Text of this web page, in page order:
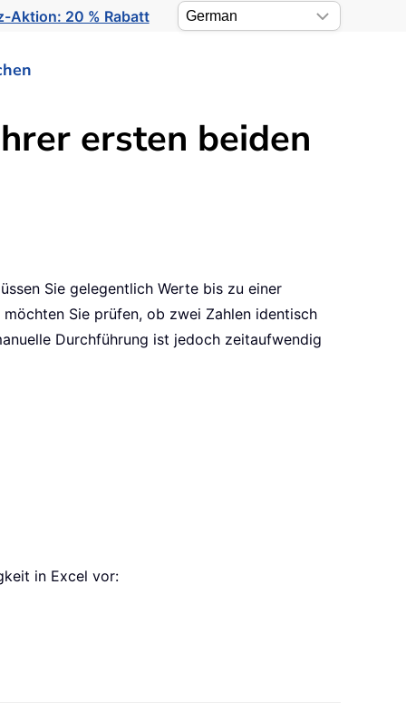
Aktion: 20 % Rabatt
ersten beiden
Sie gelegentlich Werte bis zu einer
Sie prüfen, ob zwei Zahlen identisch
Durchführung ist jedoch zeitaufwendig
in Excel vor: